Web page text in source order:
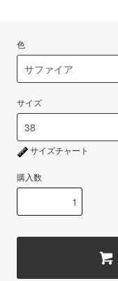
色
サイズ
サイズチャート
購入数